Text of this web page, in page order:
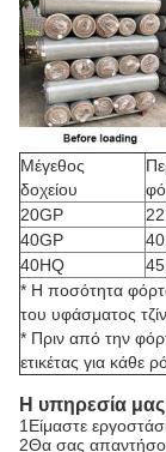
Μέγεθος
δοχείου
20GP
40GP
40HQ
* Η ποσότητα
του υφάσματος
* Πριν από την
ετικέτας για κάθε
Η υπηρεσία
1Είμαστε
2Θα σας